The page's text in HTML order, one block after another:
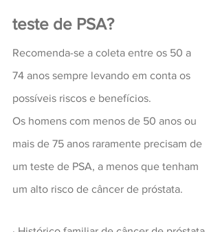
teste de PSA?
Recomenda-se a coleta entre os 50 a
74 anos sempre levando em conta os
possíveis riscos e benefícios.
Os homens com menos de 50 anos ou
mais de 75 anos raramente precisam de
um teste de PSA, a menos que tenham
um alto risco de câncer de próstata.